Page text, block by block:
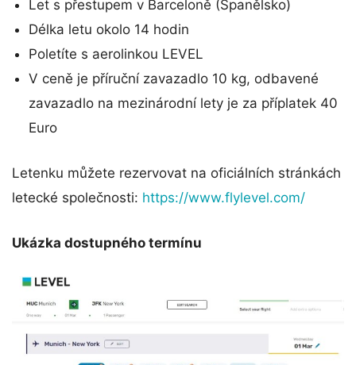
Let s přestupem v Barceloně (Španělsko)
Délka letu okolo 14 hodin
Poletíte s aerolinkou LEVEL
V ceně je příruční zavazadlo 10 kg, odbavené
zavazadlo na mezinárodní lety je za příplatek 40
Euro
Letenku můžete rezervovat na oficiálních stránkách
letecké společnosti: https://www.flylevel.com/
Ukázka dostupného termínu